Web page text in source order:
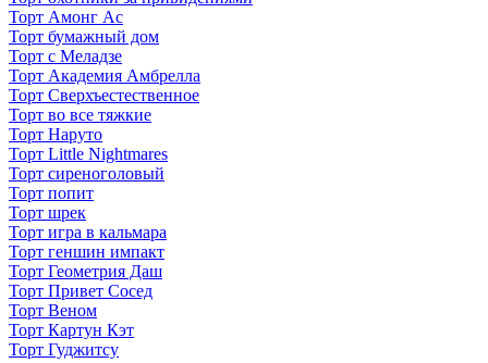
Торт Амонг Ас
Торт бумажный дом
Торт с Меладзе
Торт Академия Амбрелла
Торт Сверхъестественное
Торт во все тяжкие
Торт Наруто
Торт Little Nightmares
Торт сиреноголовый
Торт попит
Торт шрек
Торт игра в кальмара
Торт геншин импакт
Торт Геометрия Даш
Торт Привет Сосед
Торт Веном
Торт Картун Кэт
Торт Гуджитсу